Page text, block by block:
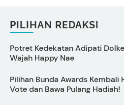
PILIHAN REDAKSI
Potret Kedekatan Adipati
Wajah Happy Nae
Pilihan Bunda Awards Kembali
Vote dan Bawa Pulang Hadiah!